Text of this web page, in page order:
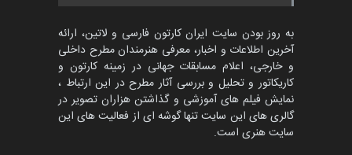
به روز بودن سایت ایران کارتون فارسی و لاتین، ارائه
آخرین اطلاعات و اخبار، معرفی هنرمندان مطرح داخلی
و خارجی، اعلام مسابقات جهانی در زمینه کارتون و
کاریکاتور و تحلیل و بررسی آثار مطرح در این ارتباط ،
نمایش فیلم های آموزشی و گذاشتن هزاران تصویر در
گالری های این سایت تنها گوشه ای از فعالیت های این
سایت هنری است.